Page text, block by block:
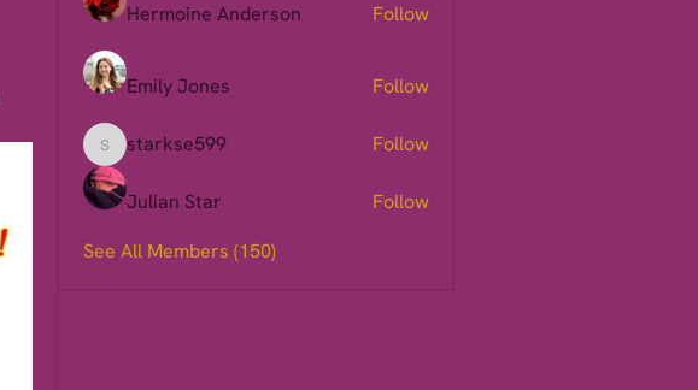
Hermoine Anderson Follow
Emily Jones Follow
starkse599
starkse599 Follow
Julian Star
Follow
See All Members (150)